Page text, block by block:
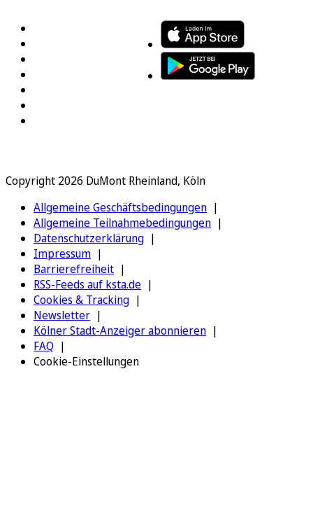
Copyright 2026 DuMont Rheinland, Köln
Allgemeine Geschäftsbedingungen
Allgemeine Teilnahmebedingungen
Datenschutzerklärung
Impressum
Barrierefreiheit
RSS-Feeds auf ksta.de
Cookies & Tracking
Newsletter
Kölner Stadt-Anzeiger abonnieren
FAQ
Cookie-Einstellungen